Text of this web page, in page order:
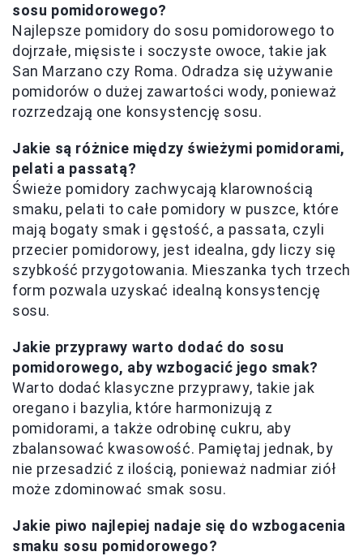
sosu pomidorowego?
Najlepsze pomidory do sosu pomidorowego to
dojrzałe, mięsiste i soczyste owoce, takie jak
San Marzano czy Roma. Odradza się używanie
pomidorów o dużej zawartości wody, ponieważ
rozrzedzają one konsystencję sosu.
Jakie są różnice między świeżymi pomidorami,
pelati a passatą?
Świeże pomidory zachwycają klarownością
smaku, pelati to całe pomidory w puszce, które
mają bogaty smak i gęstość, a passata, czyli
przecier pomidorowy, jest idealna, gdy liczy się
szybkość przygotowania. Mieszanka tych trzech
form pozwala uzyskać idealną konsystencję
sosu.
Jakie przyprawy warto dodać do sosu
pomidorowego, aby wzbogacić jego smak?
Warto dodać klasyczne przyprawy, takie jak
oregano i bazylia, które harmonizują z
pomidorami, a także odrobinę cukru, aby
zbalansować kwasowość. Pamiętaj jednak, by
nie przesadzić z ilością, ponieważ nadmiar ziół
może zdominować smak sosu.
Jakie piwo najlepiej nadaje się do wzbogacenia
smaku sosu pomidorowego?